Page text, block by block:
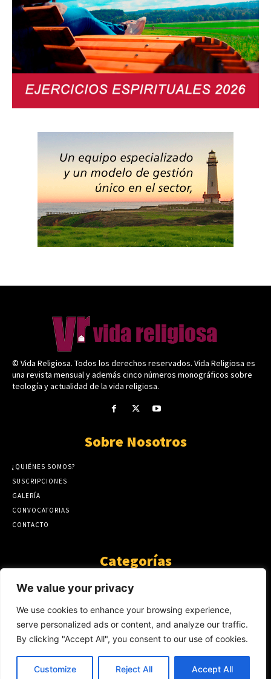
We value your privacy
We use cookies to enhance your browsing experience,
serve personalized ads or content, and analyze our traffic.
By clicking "Accept All", you consent to our use of cookies.
Customize Reject All Accept All
© Vida Religiosa. Todos los derechos reservados. Vida Religiosa es
una revista mensual y además cinco números monográficos sobre
teología y actualidad de la vida religiosa.
Sobre Nosotros
¿QUIÉNES SOMOS?
SUSCRIPCIONES
GALERÍA
CONVOCATORIAS
CONTACTO
Categorías
ARTÍCULOS
GUANTE DE SEDA
AL CALOR DE LA PALABRA
Y YO QUE SÉ
423
NOTICIAS
234
SIN CATEGORÍA
174